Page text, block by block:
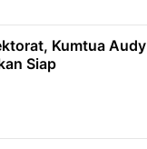
Kumtua Audy
Siap